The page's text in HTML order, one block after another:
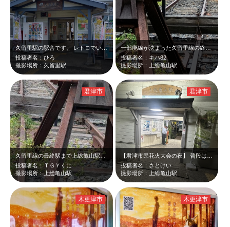
久留里駅の駅舎です。 レトロでいい雰囲気です。
投稿者名：ひろ
撮影場所：久留里駅
一部廃線が決まった久留里線の終点。秋の三連休には大勢の鉄道ファンで賑わってまし…
投稿者名：キハ82
撮影場所：上総亀山駅
久留里線の最終駅まで上総亀山駅で撮りました！ 一部廃線が決まったようで寂しい…
投稿者名：ＴＧＹくに
撮影場所：上総亀山駅
君津市
投稿者名：さとけい
撮影場所：上総亀山駅
君津市
木更津市 木更津市